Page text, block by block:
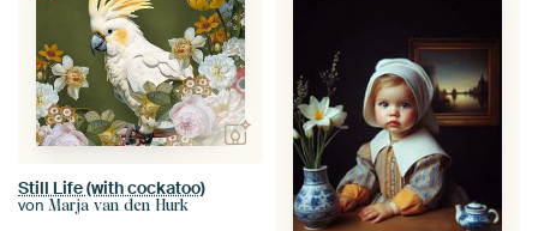
Still Life (with cockatoo)
von Marja van den Hurk